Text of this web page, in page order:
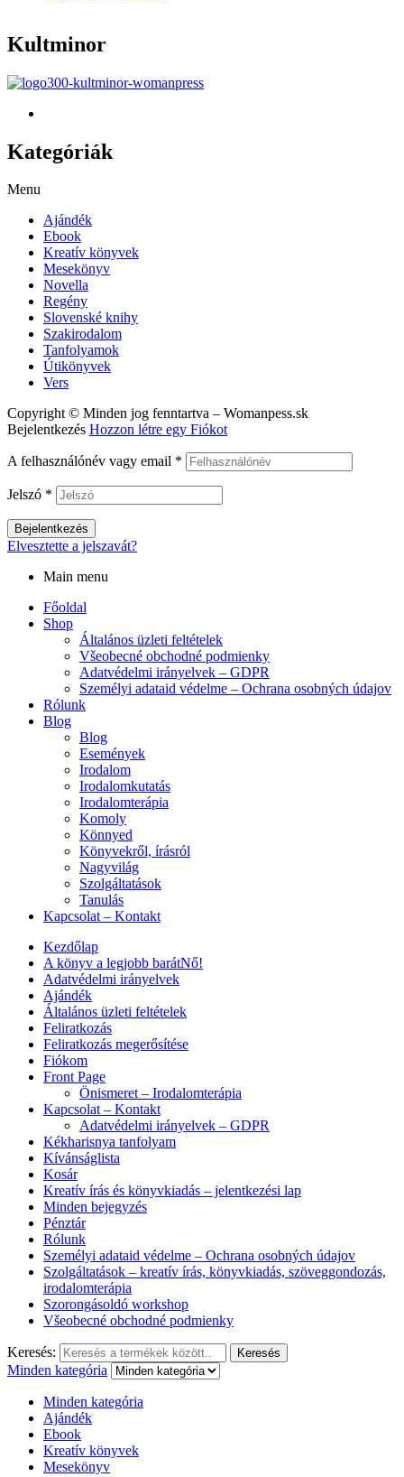
Kultminor
Kategóriák
Menu
Ajándék
Ebook
Kreatív könyvek
Mesekönyv
Novella
Regény
Slovenské knihy
Szakirodalom
Tanfolyamok
Útikönyvek
Vers
Copyright © Minden jog fenntartva – Womanpess.sk
Bejelentkezés Hozzon létre egy Fiókot
A felhasználónév vagy email *
Jelszó *
Bejelentkezés
Elvesztette a jelszavát?
Main menu
Főoldal
Shop
Általános üzleti feltételek
Všeobecné obchodné podmienky
Adatvédelmi irányelvek – GDPR
Személyi adataid védelme – Ochrana osobných údajov
Rólunk
Blog
Blog
Események
Irodalom
Irodalomkutatás
Irodalomterápia
Komoly
Könnyed
Könyvekről, írásról
Nagyvilág
Szolgáltatások
Tanulás
Kapcsolat – Kontakt
Kezdőlap
A könyv a legjobb barátNő!
Adatvédelmi irányelvek
Ajándék
Általános üzleti feltételek
Feliratkozás
Feliratkozás megerősítése
Fiókom
Front Page
Önismeret – Irodalomterápia
Kapcsolat – Kontakt
Adatvédelmi irányelvek – GDPR
Kékharisnya tanfolyam
Kívánságlista
Kosár
Kreatív írás és könyvkiadás – jelentkezési lap
Minden bejegyzés
Pénztár
Rólunk
Személyi adataid védelme – Ochrana osobných údajov
Szolgáltatások – kreatív írás, könyvkiadás, szöveggondozás,
irodalomterápia
Szorongásoldó workshop
Všeobecné obchodné podmienky
Keresés: Keresés
Minden kategória
Minden kategória
Ajándék
Ebook
Kreatív könyvek
Mesekönyv